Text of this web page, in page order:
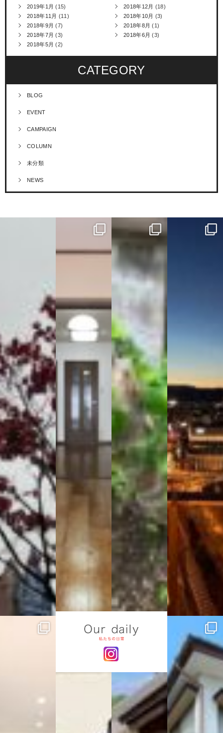
2019年1月 (15) 2018年12月 (18)
2018年11月 (11) 2018年10月 (3)
2018年9月 (7) 2018年8月 (1)
2018年7月 (3) 2018年6月 (3)
2018年5月 (2)
CATEGORY
BLOG
EVENT
CAMPAIGN
COLUMN
未分類
NEWS